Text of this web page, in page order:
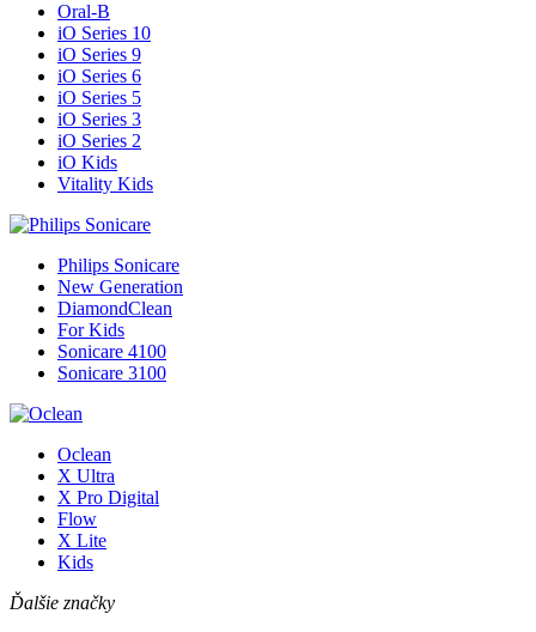
Oral-B
iO Series 10
iO Series 9
iO Series 6
iO Series 5
iO Series 3
iO Series 2
iO Kids
Vitality Kids
Philips Sonicare
New Generation
DiamondClean
For Kids
Sonicare 4100
Sonicare 3100
Oclean
X Ultra
X Pro Digital
Flow
X Lite
Kids
Ďalšie značky